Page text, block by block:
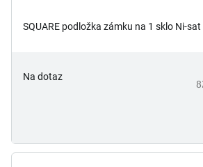
SQUARE podložka zámku na 1 sklo Ni-
Na dotaz